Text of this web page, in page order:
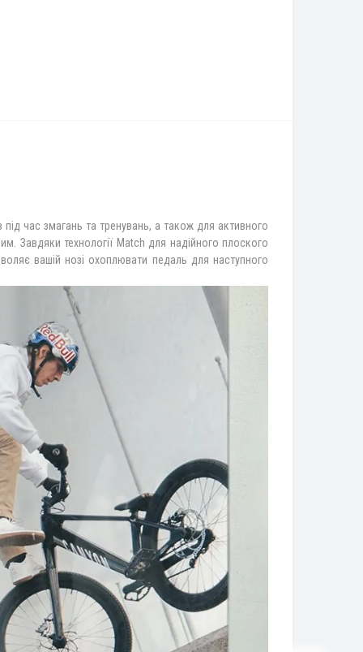
час змагань та тренувань, а також для активного
Завдяки технології Match для надійного плоского
вашій нозі охоплювати педаль для наступного